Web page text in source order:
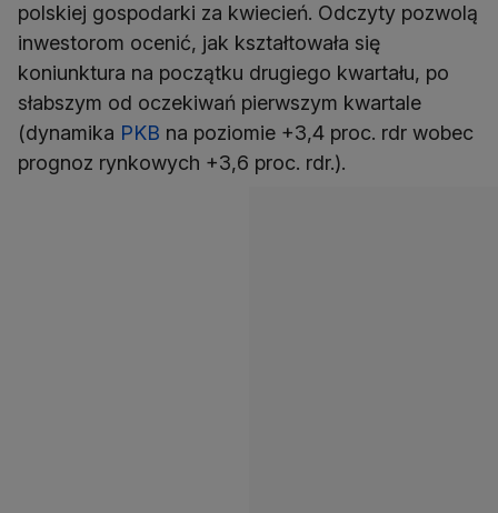
polskiej gospodarki za kwiecień. Odczyty pozwolą
inwestorom ocenić, jak kształtowała się
koniunktura na początku drugiego kwartału, po
słabszym od oczekiwań pierwszym kwartale
(dynamika PKB na poziomie +3,4 proc. rdr wobec
prognoz rynkowych +3,6 proc. rdr.).